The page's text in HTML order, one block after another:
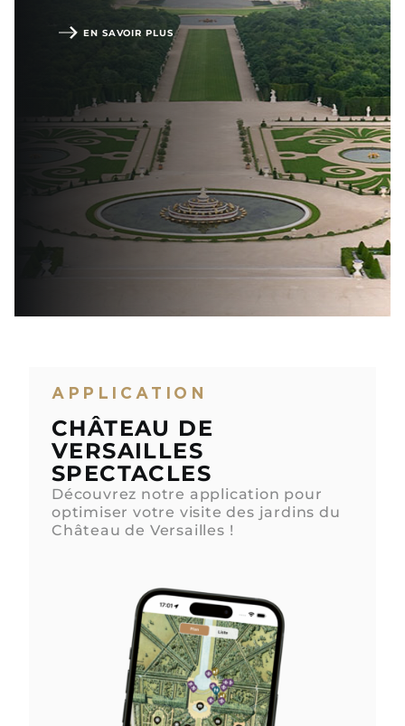
EN SAVOIR PLUS
APPLICATION
CHÂTEAU DE
VERSAILLES
SPECTACLES
Découvrez notre application pour
optimiser votre visite des jardins du
Château de Versailles !